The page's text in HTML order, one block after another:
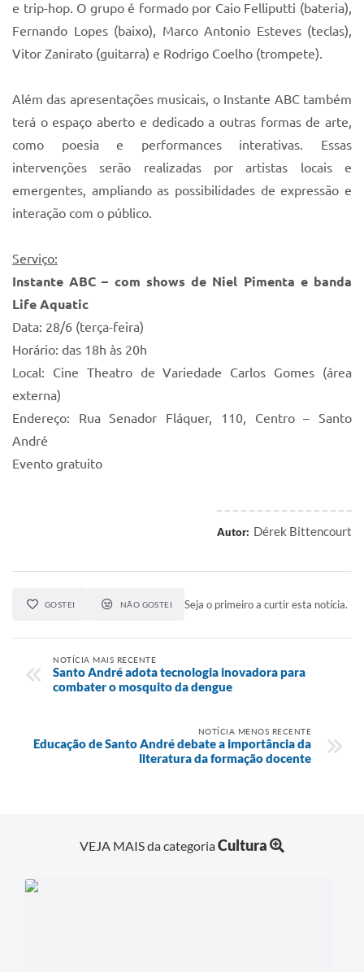
e trip-hop. O grupo é formado por Caio Felliputti (bateria),
Fernando Lopes (baixo), Marco Antonio Esteves (teclas),
Vitor Zanirato (guitarra) e Rodrigo Coelho (trompete).
Além das apresentações musicais, o Instante ABC também
terá o espaço aberto e dedicado a outras formas de arte,
como poesia e performances interativas. Essas
intervenções serão realizadas por artistas locais e
emergentes, ampliando as possibilidades de expressão e
interação com o público.
Serviço:
Instante ABC – com shows de Niel Pimenta e banda
Life Aquatic
Data: 28/6 (terça-feira)
Horário: das 18h às 20h
Local: Cine Theatro de Variedade Carlos Gomes (área
externa)
Endereço: Rua Senador Fláquer, 110, Centro – Santo
André
Evento gratuito
Autor: Dérek Bittencourt
GOSTEI NÃO GOSTEI Seja o primeiro a curtir esta notícia.
NOTÍCIA MAIS RECENTE
Santo André adota tecnologia inovadora para
combater o mosquito da dengue
NOTÍCIA MENOS RECENTE
Educação de Santo André debate a importância da
literatura da formação docente
VEJA MAIS da categoriaCultura